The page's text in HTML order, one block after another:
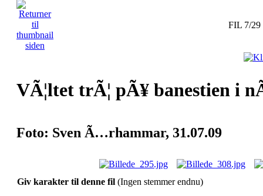
FIL 7/29
VÃ¦ltet trÃ¦ pÃ¥ banestien i
Foto: Sven Ã…rhammar, 31.07.09
Giv karakter til denne fil (Ingen stemmer endnu)